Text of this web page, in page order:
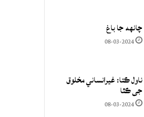
چانهه جا باغ
08-03-2024
ناول ڪتا: غيرانساني مخلوق
جي ڪٿا
08-03-2024